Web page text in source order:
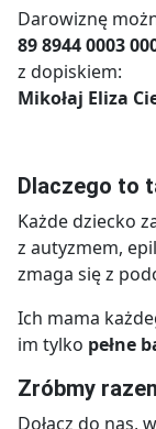
Darowiznę
89 8944 0003
z dopiskiem:
Mikołaj Eliza
Dlaczego to
Każde dziecko
z autyzmem,
zmaga się z
Ich mama
im tylko pełne
Zróbmy
Dołącz do nas,